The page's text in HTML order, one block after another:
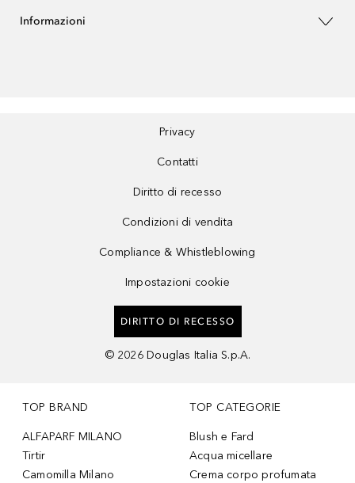
Informazioni
Privacy
Contatti
Diritto di recesso
Condizioni di vendita
Compliance & Whistleblowing
Impostazioni cookie
DIRITTO DI RECESSO
© 2026 Douglas Italia S.p.A.
TOP BRAND
ALFAPARF MILANO
Tirtir
Camomilla Milano
TOP CATEGORIE
Blush e Fard
Acqua micellare
Crema corpo profumata